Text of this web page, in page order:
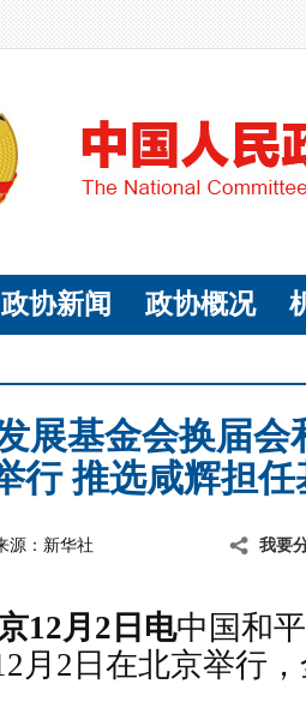
政协新闻 政协概况
展基金会换届
行 推选咸辉担
源：新华社 我要
12月2日电中国和
月2日在北京举行